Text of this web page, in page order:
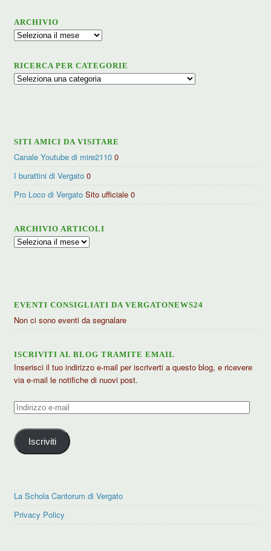
ARCHIVIO
Archivio
RICERCA PER CATEGORIE
Ricerca
SITI AMICI DA VISITARE
Canale Youtube di mire2110 0
I burattini di Vergato 0
Pro Loco di Vergato Sito ufficiale 0
ARCHIVIO ARTICOLI
Archivio
EVENTI CONSIGLIATI DA VERGATONEWS24
Non ci sono eventi da segnalare
ISCRIVITI AL BLOG TRAMITE EMAIL
Inserisci il tuo indirizzo e-mail per iscriverti a questo blog, e ricevere
via e-mail le notifiche di nuovi post.
Indirizzo
mail
Iscriviti
La Schola Cantorum di Vergato
Privacy Policy